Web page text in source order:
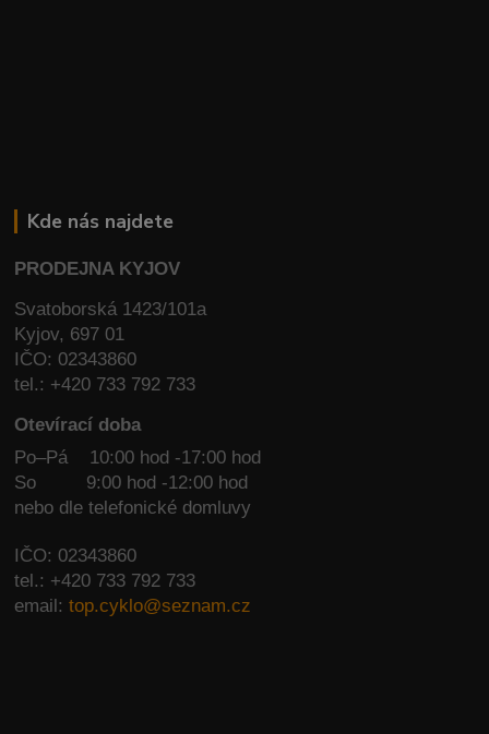
Kde nás najdete
PRODEJNA KYJOV
Svatoborská 1423/101a
Kyjov, 697 01
IČO: 02343860
tel.: +420 733 792 733
Otevírací doba
Po–Pá 10:00 hod -17:00 hod
So
9:00 hod -12:00 hod
nebo dle telefonické domluvy
IČO: 02343860
tel.: +420 733 792 733
email:top.cyklo@seznam.cz